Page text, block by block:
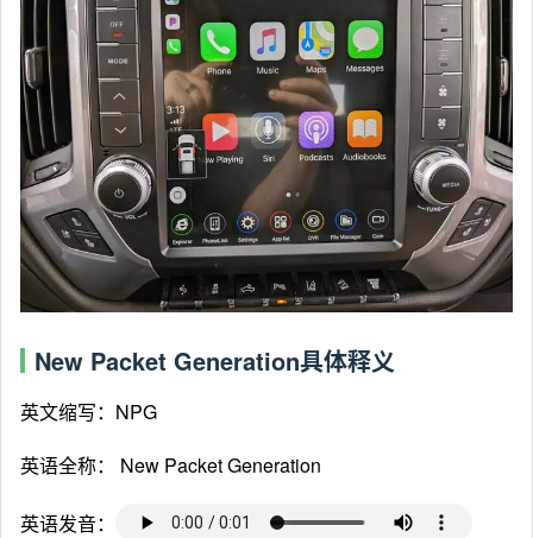
New Packet Generation具体释义
英文缩写：NPG
英语全称： New Packet Generation
英语发音：